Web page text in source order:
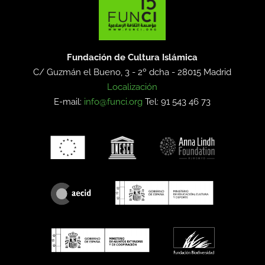
Fundación de Cultura Islámica
C/ Guzmán el Bueno, 3 - 2º dcha -28015 Madrid
Localización
E-mail: info@funci.org Tel: 91 543 46 73